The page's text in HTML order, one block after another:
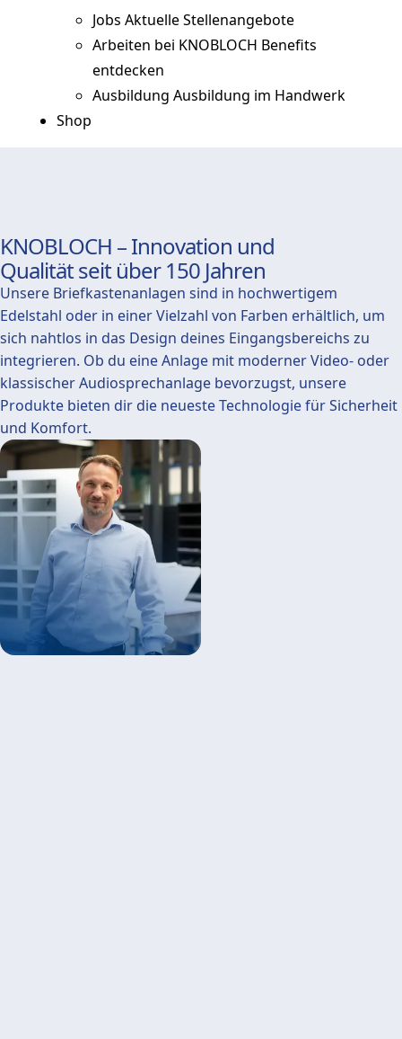
Jobs Aktuelle Stellenangebote
Arbeiten bei KNOBLOCH Benefits
entdecken
Ausbildung Ausbildung im Handwerk
Shop
KNOBLOCH – Innovation und
Qualität seit über 150 Jahren
Unsere Briefkastenanlagen sind in hochwertigem
Edelstahl oder in einer Vielzahl von Farben erhältlich, um
sich nahtlos in das Design deines Eingangsbereichs zu
integrieren. Ob du eine Anlage mit moderner Video- oder
klassischer Audiosprechanlage bevorzugst, unsere
Produkte bieten dir die neueste Technologie für Sicherheit
und Komfort.